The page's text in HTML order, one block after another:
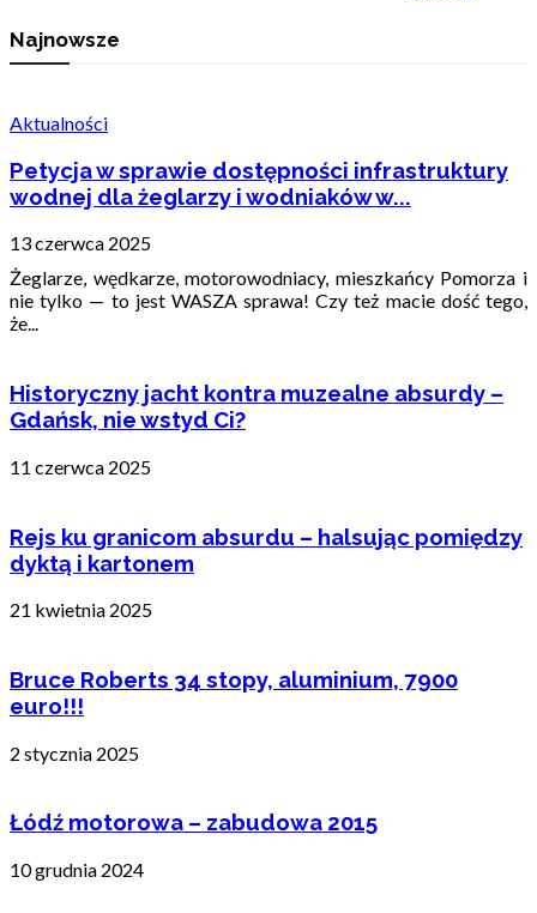
Najnowsze
Aktualności
Petycja w sprawie dostępności infrastruktury
wodnej dla żeglarzy i wodniaków w...
13 czerwca 2025
Żeglarze, wędkarze, motorowodniacy, mieszkańcy Pomorza i
nie tylko — to jest WASZA sprawa! Czy też macie dość tego,
że...
Historyczny jacht kontra muzealne absurdy –
Gdańsk, nie wstyd Ci?
11 czerwca 2025
Rejs ku granicom absurdu – halsując pomiędzy
dyktą i kartonem
21 kwietnia 2025
Bruce Roberts 34 stopy, aluminium, 7900
euro!!!
2 stycznia 2025
Łódź motorowa – zabudowa 2015
10 grudnia 2024